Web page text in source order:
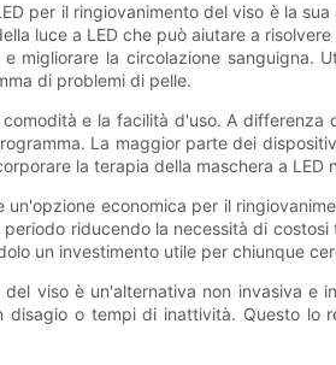
per il ringiovanimento del viso è la
luce a LED che può aiutare a
migliorare la circolazione
di problemi di pelle.
e la facilità d'uso. A
La maggior parte dei
la terapia della maschera a
economica per il
riducendo la necessità di
un investimento utile per chiunque
viso è un'alternativa non invasiva
disagio o tempi di inattività. Questo